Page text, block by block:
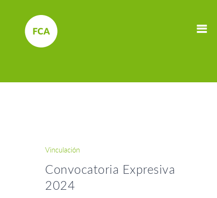
Vinculación
Convocatoria Expresiva
2024